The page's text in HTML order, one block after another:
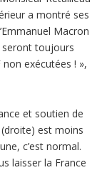
a montré ses
Macron
seront toujours
exécutées ! »,
et soutien de
est moins
c’est normal.
laisser la France